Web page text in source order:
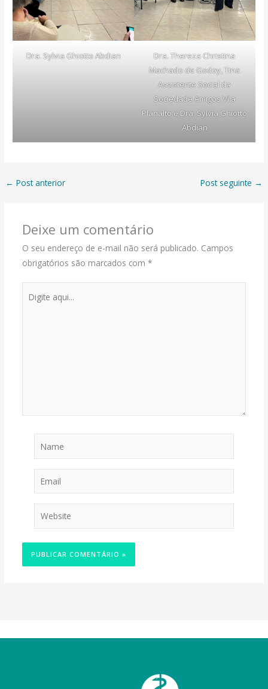
Dra. Sylvia Ghiotto Abdian
Dra. Thereza Christina
Machado de Godoy, Tina
Assistente Social da
Sociedade Amigos Vila
Planalto e Dra. Sylvia Ghiotto
Abdian
← Post anterior Post seguinte →
Deixe um comentário
O seu endereço de e-mail não será publicado. Campos
obrigatórios são marcados com *
aqui...
Website